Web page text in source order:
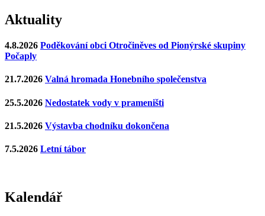
Aktuality
4.8.2026 Poděkování obci Otročiněves od Pionýrské skupiny
Počaply
21.7.2026 Valná hromada Honebního společenstva
25.5.2026 Nedostatek vody v prameništi
21.5.2026 Výstavba chodníku dokončena
7.5.2026 Letní tábor
Kalendář